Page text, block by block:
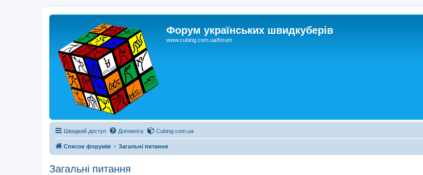
Форум українських швидкуберів
www.cubing.com.ua/forum
Швидкий доступ Допомога Cubing.com.ua
Список форумів Загальні питання
Загальні питання